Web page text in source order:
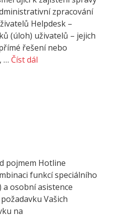
zpracování
Helpdesk –
(úloh) uživatelů – jejich
řešení nebo
… Číst dál
pojmem Hotline
funkcí speciálního
osobní asistence
Vašich
na